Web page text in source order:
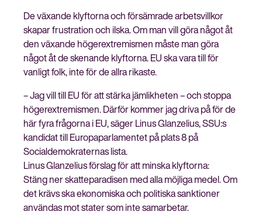
De växande klyftorna och försämrade arbetsvillkor
skapar frustration och ilska. Om man vill göra något åt
den växande högerextremismen måste man göra
något åt de skenande klyftorna. EU ska vara till för
vanligt folk, inte för de allra rikaste.
– Jag vill till EU för att stärka jämlikheten – och stoppa
högerextremismen. Därför kommer jag driva på för de
här fyra frågorna i EU, säger Linus Glanzelius, SSU:s
kandidat till Europaparlamentet på plats 8 på
Socialdemokraternas lista.
Linus Glanzelius förslag för att minska klyftorna:
Stäng ner skatteparadisen med alla möjliga medel. Om
det krävs ska ekonomiska och politiska sanktioner
användas mot stater som inte samarbetar.